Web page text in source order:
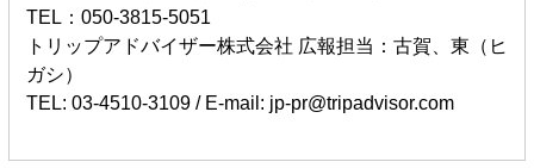
TEL：050-3815-5051
トリップアドバイザー株式会社 広報担当：古賀、東（ヒ
ガシ）
TEL: 03-4510-3109 / E-mail: jp-pr@tripadvisor.com